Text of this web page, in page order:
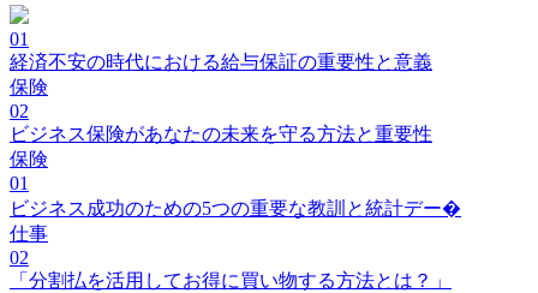
01
経済不安の時代における給与保証の重要性と意義
保険
02
ビジネス保険があなたの未来を守る方法と重要性
保険
01
ビジネス成功のための5つの重要な教訓と統計デー�
仕事
02
「分割払を活用してお得に買い物する方法とは？」